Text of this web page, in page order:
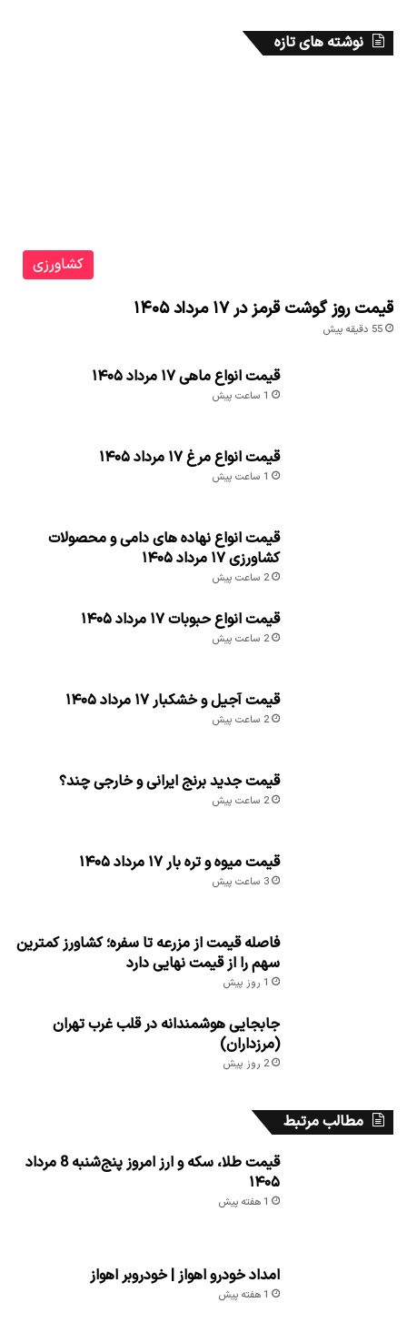
نوشته های تازه
کشاورزی
قیمت روز گوشت قرمز در ۱۷ مرداد ۱۴۰۵
55 دقیقه پیش
قیمت انواع ماهی ۱۷ مرداد ۱۴۰۵
1 ساعت پیش
قیمت انواع مرغ ۱۷ مرداد ۱۴۰۵
1 ساعت پیش
قیمت انواع نهاده های دامی و محصولات
کشاورزی ۱۷ مرداد ۱۴۰۵
2 ساعت پیش
قیمت انواع حبوبات ۱۷ مرداد ۱۴۰۵
2 ساعت پیش
قیمت آجیل و خشکبار ۱۷ مرداد ۱۴۰۵
2 ساعت پیش
قیمت جدید برنج ایرانی و خارجی چند؟
2 ساعت پیش
قیمت میوه و تره بار ۱۷ مرداد ۱۴۰۵
3 ساعت پیش
فاصله قیمت از مزرعه تا سفره؛ کشاورز کمترین
سهم را از قیمت نهایی دارد
1 روز پیش
جابجایی هوشمندانه در قلب غرب تهران
(مرزداران)
2 روز پیش
مطالب مرتبط
قیمت طلا، سکه و ارز امروز پنج‌شنبه 8 مرداد
۱۴۰۵
1 هفته پیش
امداد خودرو اهواز | خودروبر اهواز
1 هفته پیش